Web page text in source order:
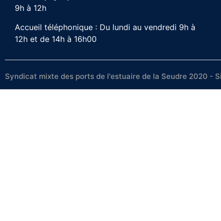
9h à 12h
Accueil téléphonique : Du lundi au vendredi 9h à
12h et de 14h à 16h00
Syndicat mixte des ports de l'estuaire de la Seudre 2020 -